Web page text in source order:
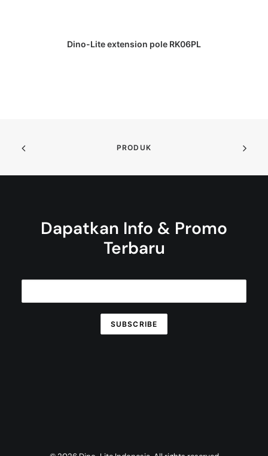
DAPATKAN PENAWARAN HARGA
Dino-Lite extension pole RK06PL
PRODUK
Dapatkan Info & Promo
Terbaru